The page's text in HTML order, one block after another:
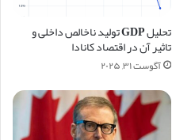
تحلیل GDP تولید ناخالص داخلی و
تاثیر آن در اقتصاد کانادا
آگوست ۳۱, ۲۰۲۵